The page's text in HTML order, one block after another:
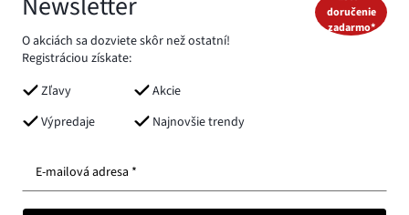
O akciách sa dozviete skôr než ostatní!
Registráciou získate:
Zľavy
Akcie
Výpredaje
Najnovšie trendy
doručenie
zadarmo*
E-mailová adresa *